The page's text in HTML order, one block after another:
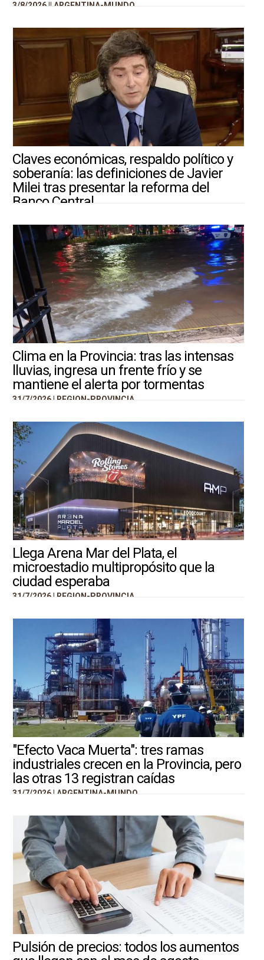
3/8/2026 || ARGENTINA-MUNDO
Claves económicas, respaldo político y
soberanía: las definiciones de Javier
Milei tras presentar la reforma del
Banco Central
Clima en la Provincia: tras las intensas
lluvias, ingresa un frente frío y se
mantiene el alerta por tormentas
31/7/2026 | REGION-PROVINCIA
Llega Arena Mar del Plata, el
microestadio multipropósito que la
ciudad esperaba
31/7/2026 | REGION-PROVINCIA
"Efecto Vaca Muerta": tres ramas
industriales crecen en la Provincia, pero
las otras 13 registran caídas
31/7/2026 | ARGENTINA-MUNDO
Pulsión de precios: todos los aumentos